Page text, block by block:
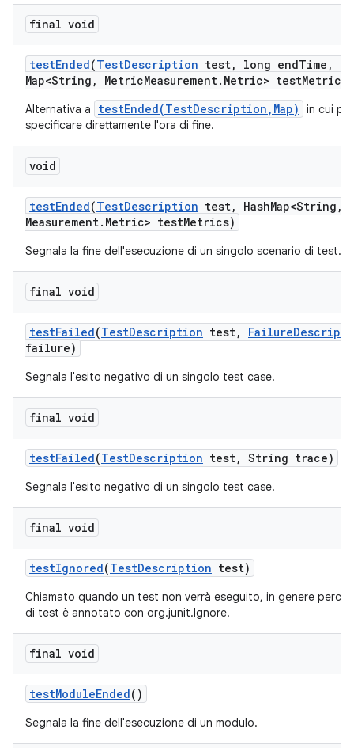
final void
testEnded(TestDescription test, long endTime ,
Map<String , MetricMeasurement. Metric> testMetrics)
Alternativa a testEnded(TestDescription,Map)
in cui
specificare direttamente l'ora di fine.
void
testEnded(TestDescription test, HashMap<String ,
Measurement. Metric> testMetrics)
Segnala la fine dell'esecuzione di un singolo scenario di test.
final void
testFailed(TestDescription test, Failure
failure)
Segnala l'esito negativo di un singolo test case.
final void
testFailed(TestDescription test, String trace)
Segnala l'esito negativo di un singolo test case.
final void
testIgnored(TestDescription test)
Chiamato quando un test non verrà eseguito, in genere
di test è annotato con org.junit.Ignore.
final void
testModuleEnded()
Segnala la fine dell'esecuzione di un modulo.